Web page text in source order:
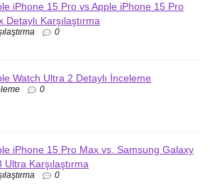
iPhone 15 Pro vs Apple iPhone 15 Pro
Detaylı Karşılaştırma
0
Watch Ultra 2 Detaylı İnceleme
0
iPhone 15 Pro Max vs. Samsung Galaxy
Ultra Karşılaştırma
0